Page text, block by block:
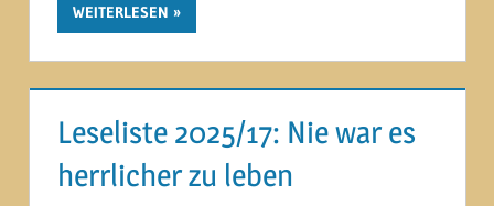
WEITERLESEN
Leseliste 2025/17: Nie war es
herrlicher zu leben